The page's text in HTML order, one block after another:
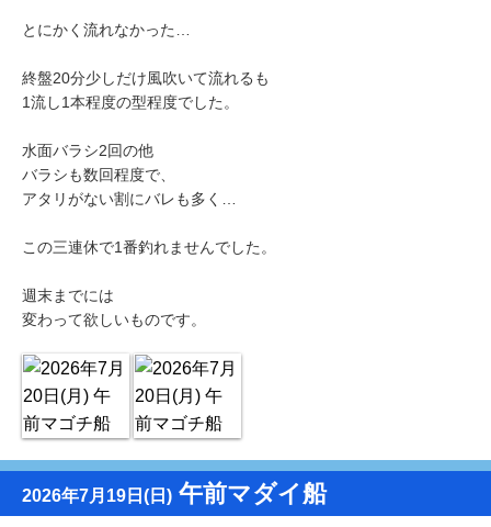
とにかく流れなかった…
終盤20分少しだけ風吹いて流れるも
1流し1本程度の型程度でした。
水面バラシ2回の他
バラシも数回程度で、
アタリがない割にバレも多く…
この三連休で1番釣れませんでした。
週末までには
変わって欲しいものです。
2026年7月19日(日) 午前マダイ船